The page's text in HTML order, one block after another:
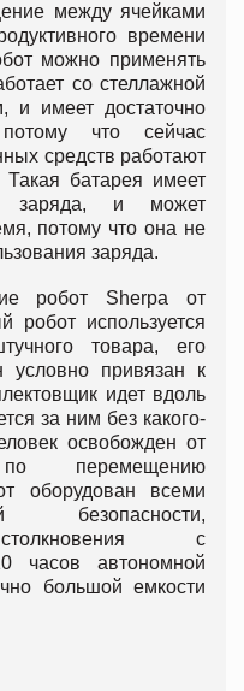
между ячейками
времени
можно применять
со стеллажной
и имеет достаточно
что сейчас
средств работают
батарея имеет
заряда, и может
потому что она не
заряда.
робот Sherpa от
робот используется
товара, его
условно привязан к
идет вдоль
за ним без какого-
освобожден от
перемещению
оборудован всеми
безопасности,
с
часов автономной
большой емкости